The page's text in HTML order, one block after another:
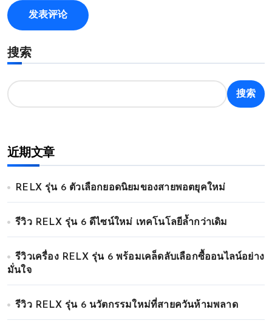
搜索
搜索
近期文章
RELX รุ่น 6 ตัวเลือกยอดนิยมของสายพอตยุคใหม่
รีวิว RELX รุ่น 6 ดีไซน์ใหม่ เทคโนโลยีล้ำกว่าเดิม
รีวิวเครื่อง RELX รุ่น 6 พร้อมเคล็ดลับเลือกซื้ออนไลน์อย่าง
มั่นใจ
รีวิว RELX รุ่น 6 นวัตกรรมใหม่ที่สายควันห้ามพลาด